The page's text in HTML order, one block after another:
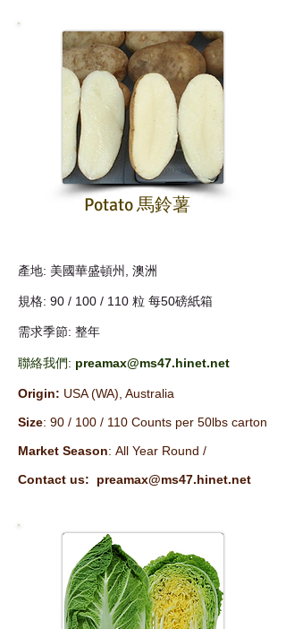
Potato 馬鈴薯
產地: 美國華盛頓州, 澳洲
規格: 90 / 100 / 110 粒 每50磅紙箱
需求季節: 整年
聯絡我們: preamax@ms47.hinet.net
Origin: USA (WA), Australia
Size: 90 / 100 / 110 Counts per 50lbs carton
Market Season: All Year Round /
Contact us:
preamax@ms47.hinet.net